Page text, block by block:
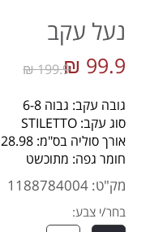
נעל עקב
99.9 ₪
199.9 ₪
גובה עקב: גבוה 6-8
סוג עקב: STILETTO
אורך סוליה בס"מ: 28.98
חומר גפה: מתוכשט
מק"ט: 1188784004
בחר/י צבע: